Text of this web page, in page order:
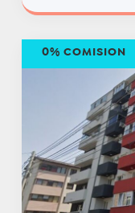
0% COMISION